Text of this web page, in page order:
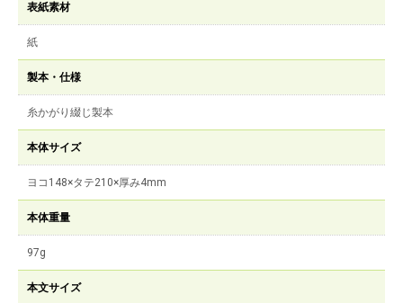
表紙素材
紙
製本・仕様
糸かがり綴じ製本
本体サイズ
ヨコ148×タテ210×厚み4mm
本体重量
97g
本文サイズ